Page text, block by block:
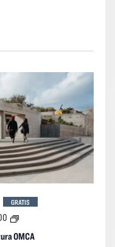
OMCA
Paseo
charla
GRATIS